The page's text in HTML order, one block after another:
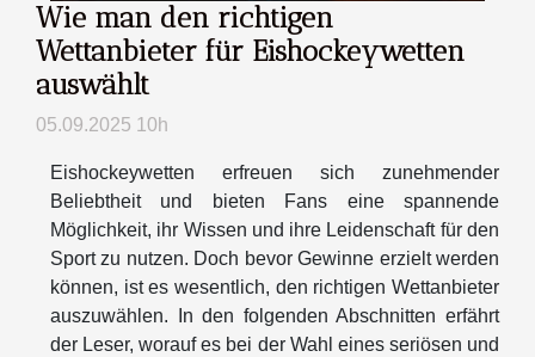
Wie man den richtigen
Wettanbieter für Eishockeywetten
auswählt
05.09.2025 10h
Eishockeywetten erfreuen sich zunehmender
Beliebtheit und bieten Fans eine spannende
Möglichkeit, ihr Wissen und ihre Leidenschaft für den
Sport zu nutzen. Doch bevor Gewinne erzielt werden
können, ist es wesentlich, den richtigen Wettanbieter
auszuwählen. In den folgenden Abschnitten erfährt
der Leser, worauf es bei der Wahl eines seriösen und